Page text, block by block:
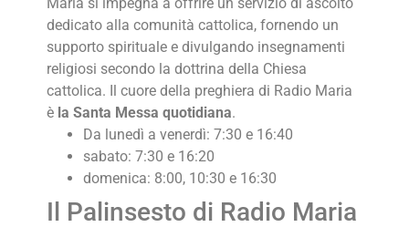
dedicato alla comunità cattolica, fornendo un
supporto spirituale e divulgando insegnamenti
religiosi secondo la dottrina della Chiesa
cattolica. Il cuore della preghiera di Radio Maria
è la Santa Messa quotidiana.
Da lunedì a venerdì: 7:30 e 16:40
sabato: 7:30 e 16:20
domenica: 8:00, 10:30 e 16:30
Il Palinsesto di Radio Maria